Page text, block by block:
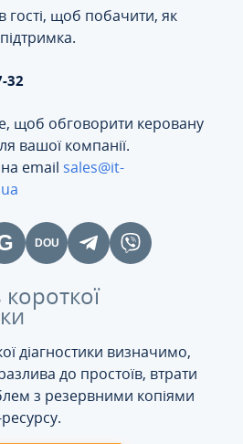
гості, щоб побачити, як
32
щоб обговорити керовану
вашої компанії.
email sales@it-
діагностики визначимо,
до простоїв, втрати
з резервними копіями